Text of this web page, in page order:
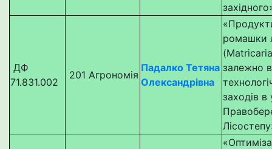
ДФ
71.831.002
201 Агрономія
Падалко Тетяна
Олександрівна
ромашки
залежно
заходів